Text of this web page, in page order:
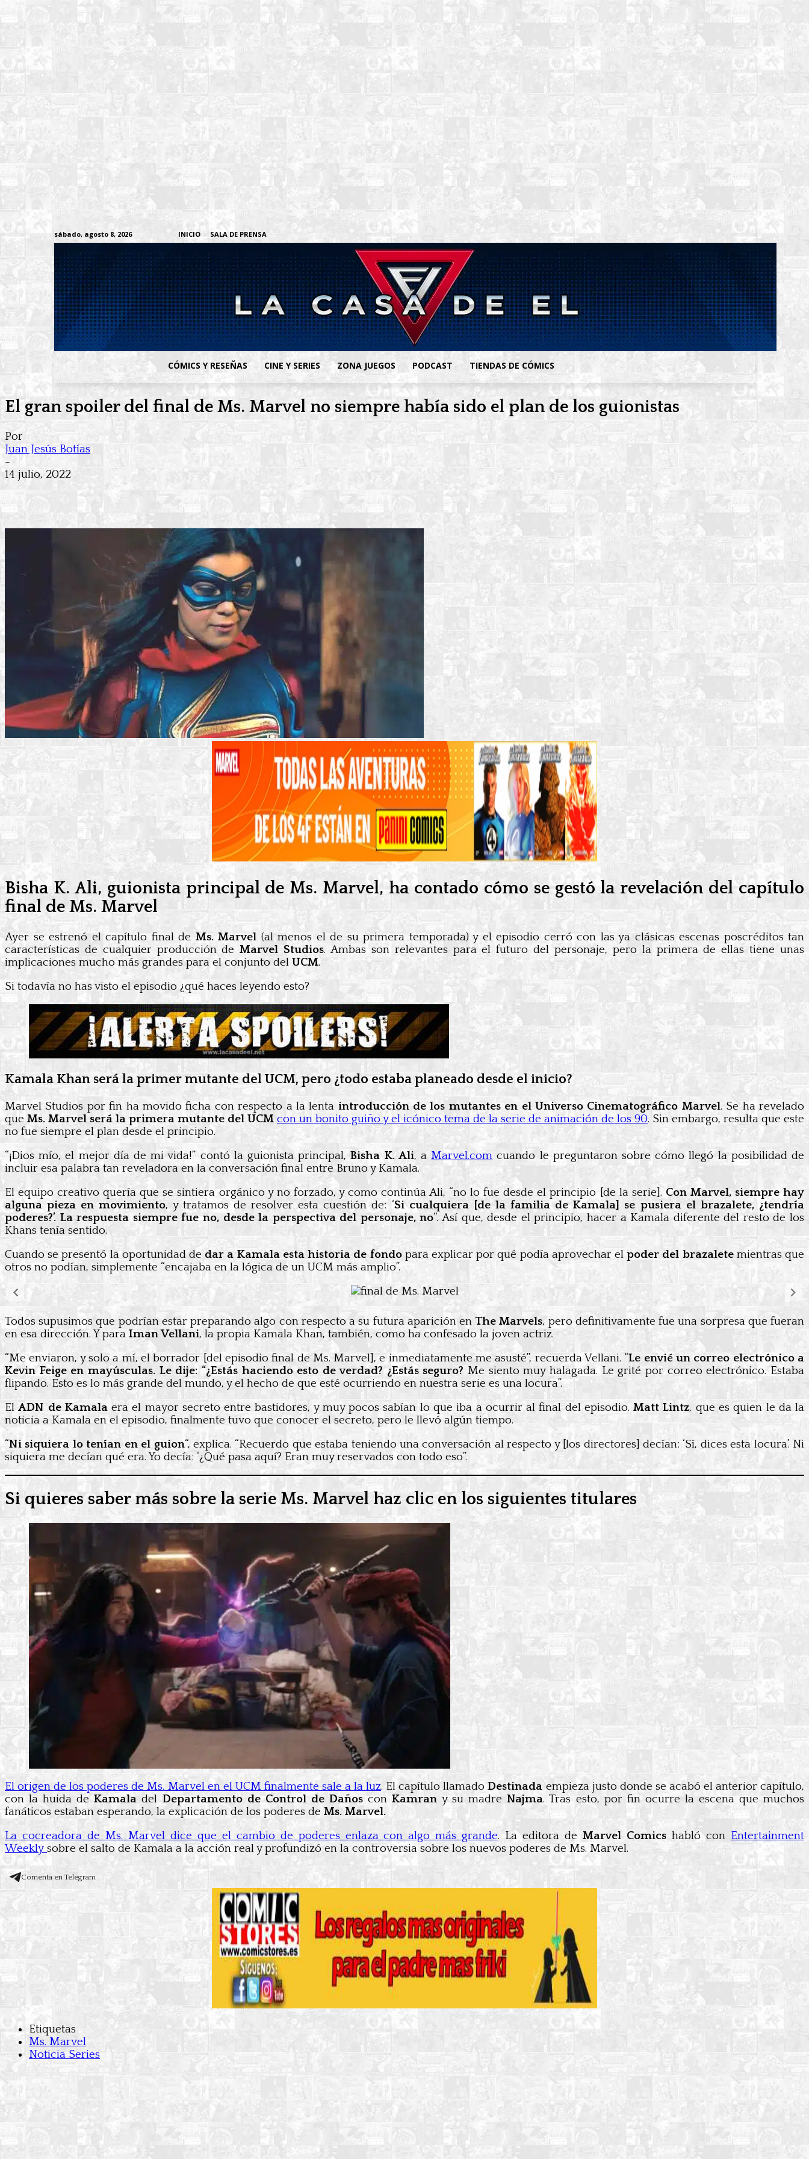
sábado, agosto 8, 2026 INICIO SALA DE PRENSA
CÓMICS Y RESEÑAS CINE Y SERIES ZONA JUEGOS PODCAST TIENDAS DE CÓMICS
El gran spoiler del final de Ms. Marvel no siempre había sido el plan de los guionistas
Por
Juan Jesús Botías
-
14 julio, 2022
Bisha K. Ali, guionista principal de Ms. Marvel, ha contado cómo se gestó la revelación del capítulo
final de Ms. Marvel
Ayer se estrenó el capítulo final de Ms. Marvel (al menos el de su primera temporada) y el episodio cerró con las ya clásicas escenas poscréditos tan
características de cualquier producción deMarvel Studios. Ambas son relevantes para el futuro del personaje, pero la primera de ellas tiene unas
implicaciones mucho más grandes para el conjunto del UCM.
Si todavía no has visto el episodio ¿qué haces leyendo esto?
Kamala Khan será la primer mutante del UCM, pero ¿todo estaba planeado desde el inicio?
Marvel Studios por fin ha movido ficha con respecto a la lenta introducción de los mutantes en el Universo Cinematográfico Marvel. Se ha revelado
que Ms. Marvel será la primera mutante del UCM con un bonito guiño y el icónico tema de la serie de animación de los 90. Sin embargo, resulta que este
no fue siempre el plan desde el principio.
“¡Dios mío, el mejor día de mi vida!” contó la guionista principal,Bisha K. Ali, aMarvel.com cuando le preguntaron sobre cómo llegó la posibilidad de
incluir esa palabra tan reveladora en la conversación final entre Bruno y Kamala.
El equipo creativo quería que se sintiera orgánico y no forzado, y como continúa Ali, “no lo fue desde el principio [de la serie]. Con Marvel, siempre hay
alguna pieza en movimiento, y tratamos de resolver esta cuestión de: ‘Si cualquiera [de la familia de Kamala] se pusiera el brazalete, ¿tendría
poderes?’. La respuesta siempre fue no, desde la perspectiva del personaje, no“. Así que, desde el principio, hacer a Kamala diferente del resto de los
Khans tenía sentido.
Cuando se presentó la oportunidad de dar a Kamala esta historia de fondopara explicar por qué podía aprovechar elpoder del brazaletemientras que
otros no podían, simplemente “encajaba en la lógica de un UCM más amplio”.
Todos supusimos que podrían estar preparando algo con respecto a su futura aparición en The Marvels, pero definitivamente fue una sorpresa que fueran
en esa dirección. Y para Iman Vellani, la propia Kamala Khan, también, como ha confesado la joven actriz.
“Me enviaron, y solo a mí, el borrador [del episodio final de Ms. Marvel], e inmediatamente me asusté”, recuerda Vellani. “Le envié un correo electrónico a
Kevin Feige en mayúsculas. Le dije: “¿Estás haciendo esto de verdad? ¿Estás seguro? Me siento muy halagada. Le grité por correo electrónico. Estaba
flipando. Esto es lo más grande del mundo, y el hecho de que esté ocurriendo en nuestra serie es una locura”.
ElADN de Kamalaera el mayor secreto entre bastidores, y muy pocos sabían lo que iba a ocurrir al final del episodio.Matt Lintz, que es quien le da la
noticia a Kamala en el episodio, finalmente tuvo que conocer el secreto, pero le llevó algún tiempo.
“Ni siquiera lo tenían en el guion“, explica. “Recuerdo que estaba teniendo una conversación al respecto y [los directores] decían: ‘Sí, dices esta locura’. Ni
siquiera me decían qué era. Yo decía: ‘¿Qué pasa aquí? Eran muy reservados con todo eso”.
Si quieres saber más sobre la serie Ms. Marvel haz clic en los siguientes titulares
El origen de los poderes de Ms. Marvel en el UCM finalmente sale a la luz. El capítulo llamadoDestinada empieza justo donde se acabó el anterior capítulo,
con la huida deKamaladel Departamento de Control de DañosconKamrany su madreNajma. Tras esto, por fin ocurre la escena que muchos
fanáticos estaban esperando, la explicación de los poderes de Ms. Marvel.
La cocreadora de Ms. Marvel dice que el cambio de poderes enlaza con algo más grande. La editora deMarvel Comicshabló con Entertainment
Weekly sobre el salto de Kamala a la acción real y profundizó en la controversia sobre los nuevos poderes de Ms. Marvel.
Comenta en Telegram
Etiquetas
Ms. Marvel
Noticia Series